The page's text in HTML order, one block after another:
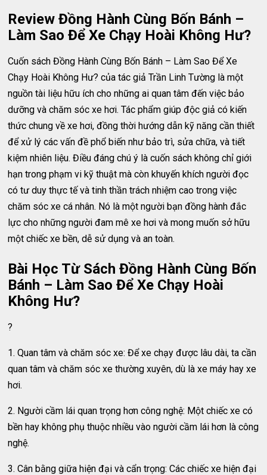
Review Đồng Hành Cùng Bốn Bánh –
Làm Sao Để Xe Chạy Hoài Không Hư?
Cuốn sách Đồng Hành Cùng Bốn Bánh – Làm Sao Để Xe
Chạy Hoài Không Hư? của tác giả Trần Linh Tường là một
nguồn tài liệu hữu ích cho những ai quan tâm đến việc bảo
dưỡng và chăm sóc xe hơi. Tác phẩm giúp độc giả có kiến
thức chung về xe hơi, đồng thời hướng dẫn kỹ năng cần thiết
để xử lý các vấn đề phổ biến như bảo trì, sửa chữa, và tiết
kiệm nhiên liệu. Điều đáng chú ý là cuốn sách không chỉ giới
hạn trong phạm vi kỹ thuật mà còn khuyến khích người đọc
có tư duy thực tế và tinh thần trách nhiệm cao trong việc
chăm sóc xe cá nhân. Nó là một người bạn đồng hành đắc
lực cho những người đam mê xe hơi và mong muốn sở hữu
một chiếc xe bền, dễ sử dụng và an toàn.
Bài Học Từ Sách Đồng Hành Cùng Bốn
Bánh – Làm Sao Để Xe Chạy Hoài
Không Hư?
?
1. Quan tâm và chăm sóc xe: Để xe chạy được lâu dài, ta cần
quan tâm và chăm sóc xe thường xuyên, dù là xe máy hay xe
hơi.
2. Người cầm lái quan trọng hơn công nghệ: Một chiếc xe có
bền hay không phụ thuộc nhiều vào người cầm lái hơn là công
nghệ.
3. Cân bằng giữa hiện đại và cẩn trọng: Các chiếc xe hiện đại